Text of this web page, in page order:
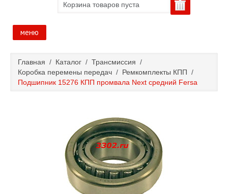
Корзина товаров пуста
меню
Каталог
Покупка и оплата
Главная / Каталог / Трансмиссия /
Коробка перемены передач / Ремкомплекты КПП /
Подшипник 15276 КПП промвала Next средний Fersa